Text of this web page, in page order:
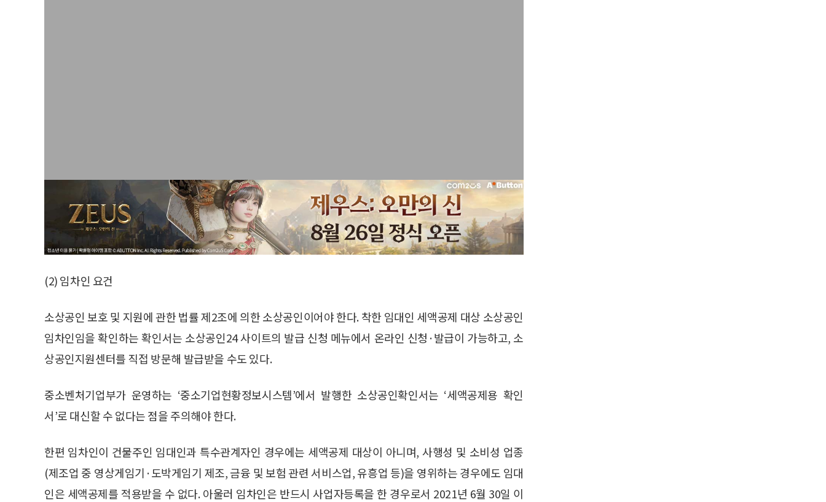
(2) 임차인 요건
소상공인 보호 및 지원에 관한 법률 제2조에 의한 소상공인이어야 한다. 착한 임대인 세액공제 대상 소상공인
임차인임을 확인하는 확인서는 소상공인24 사이트의 발급 신청 메뉴에서 온라인 신청·발급이 가능하고, 소
상공인지원센터를 직접 방문해 발급받을 수도 있다.
중소벤처기업부가 운영하는 ‘중소기업현황정보시스템’에서 발행한 소상공인확인서는 ‘세액공제용 확인
서’로 대신할 수 없다는 점을 주의해야 한다.
한편 임차인이 건물주인 임대인과 특수관계자인 경우에는 세액공제 대상이 아니며, 사행성 및 소비성 업종
(제조업 중 영상게임기·도박게임기 제조, 금융 및 보험 관련 서비스업, 유흥업 등)을 영위하는 경우에도 임대
인은 세액공제를 적용받을 수 없다. 아울러 임차인은 반드시 사업자등록을 한 경우로서 2021년 6월 30일 이